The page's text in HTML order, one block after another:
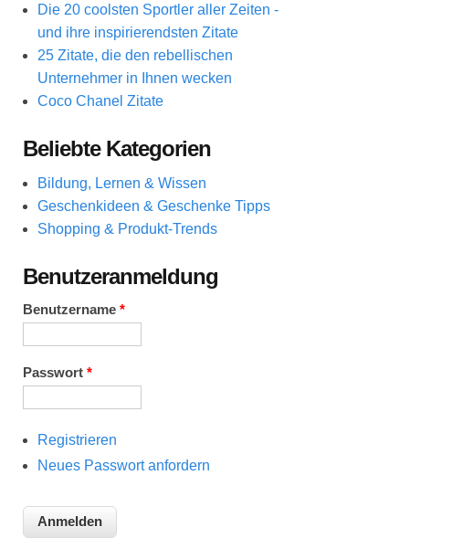
Die 20 coolsten Sportler aller Zeiten -
und ihre inspirierendsten Zitate
25 Zitate, die den rebellischen
Unternehmer in Ihnen wecken
Coco Chanel Zitate
Beliebte Kategorien
Bildung, Lernen & Wissen
Geschenkideen & Geschenke Tipps
Shopping & Produkt-Trends
Benutzeranmeldung
Benutzername *
Passwort *
Registrieren
Neues Passwort anfordern